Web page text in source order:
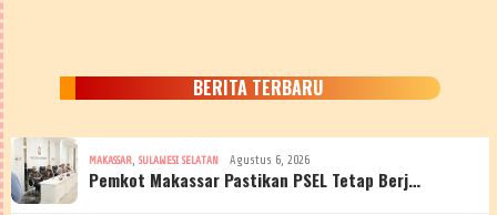
BERITA TERBARU
MAKASSAR, SULAWESI SELATAN Agustus 6, 2026
Pemkot Makassar Pastikan PSEL Tetap Berj…